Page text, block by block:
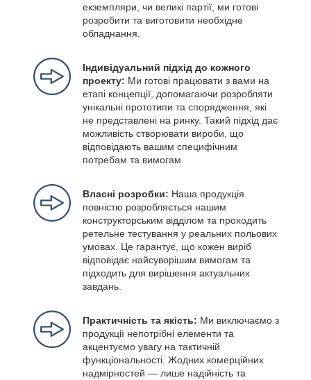
екземпляри, чи великі партії, ми готові
розробити та виготовити необхідне
обладнання.
Індивідуальний підхід до кожного
проекту: Ми готові працювати з вами на
етапі концепції, допомагаючи розробляти
унікальні прототипи та спорядження, які
не представлені на ринку. Такий підхід дає
можливість створювати вироби, що
відповідають вашим специфічним
потребам та вимогам.
Власні розробки: Наша продукція
повністю розробляється нашим
конструкторським відділом та проходить
ретельне тестування у реальних польових
умовах. Це гарантує, що кожен виріб
відповідає найсуворішим вимогам та
підходить для вирішення актуальних
завдань.
Практичність та якість: Ми виключаємо з
продукції непотрібні елементи та
акцентуємо увагу на тактичній
функціональності. Жодних комерційних
надмірностей — лише надійність та